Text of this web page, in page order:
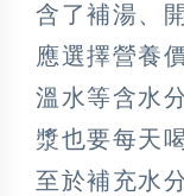
含了補湯、
應選擇營養
溫水等含水
漿也要每天
至於補充水